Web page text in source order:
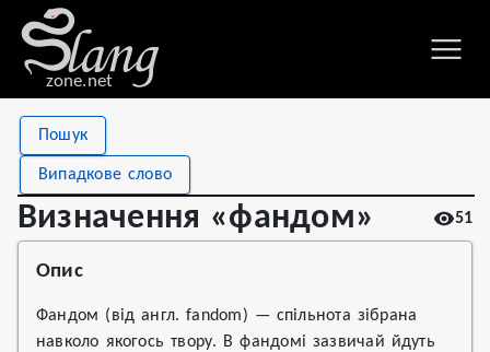
zone.net
Пошук
Випадкове слово
Визначення «фандом» 51
Визначення «фандом»
Stat
Views
Definitions 1
Опис
Фандом (від англ. fandom) — спільнота зібрана
навколо якогось твору. В фандомі зазвичай йдуть